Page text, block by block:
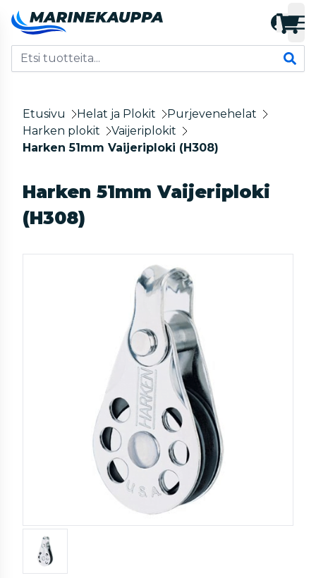
Etusivu Helat ja Plokit
Purjevenehelat
Harken plokit
Vaijeriplokit
Harken 51mm Vaijeriploki (H308)
Harken 51mm Vaijeriploki
(H308)